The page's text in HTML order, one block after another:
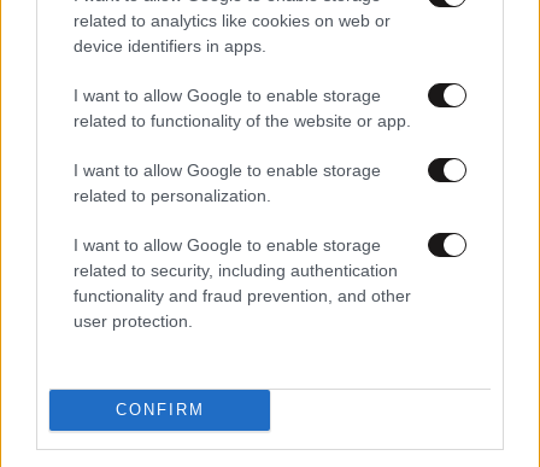
related to analytics like cookies on web or
device identifiers in apps.
I want to allow Google to enable storage
related to functionality of the website or app.
I want to allow Google to enable storage
related to personalization.
I want to allow Google to enable storage
related to security, including authentication
functionality and fraud prevention, and other
user protection.
CONFIRM
Με τη SEAJETS, η Αμοργός
γίνεται η πιο αυθεντική
απόδραση των Κυκλάδων
Το λάθος που κάνουν 8 στους
10 παίκτες σήμερα